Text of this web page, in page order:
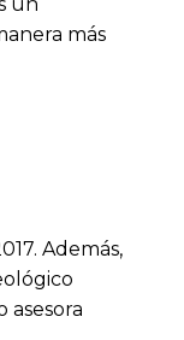
más
Además,
asesora